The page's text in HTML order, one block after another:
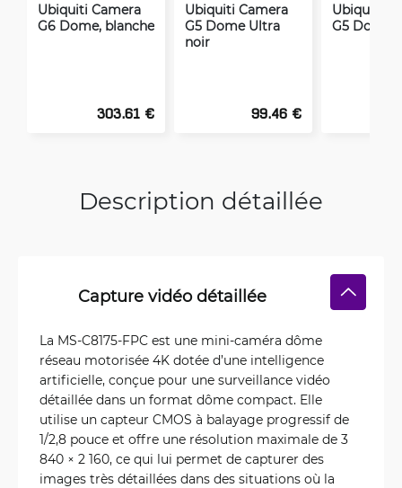
Ubiquiti Camera
G6 Dome, blanche
303.61 €
Ubiquiti Camera
G5 Dome Ultra
noir
99.46 €
Ubiquiti
G5 Dome
Description détaillée
Capture vidéo détaillée
La MS-C8175-FPC est une mini-caméra dôme
réseau motorisée 4K dotée d’une intelligence
artificielle, conçue pour une surveillance vidéo
détaillée dans un format dôme compact. Elle
utilise un capteur CMOS à balayage progressif de
1/2,8 pouce et offre une résolution maximale de 3
840 × 2 160, ce qui lui permet de capturer des
images très détaillées dans des situations où la